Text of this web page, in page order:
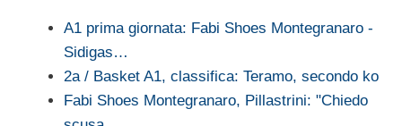
A1 prima giornata: Fabi Shoes Montegranaro -
Sidigas…
2a / Basket A1, classifica: Teramo, secondo ko
Fabi Shoes Montegranaro, Pillastrini: "Chiedo